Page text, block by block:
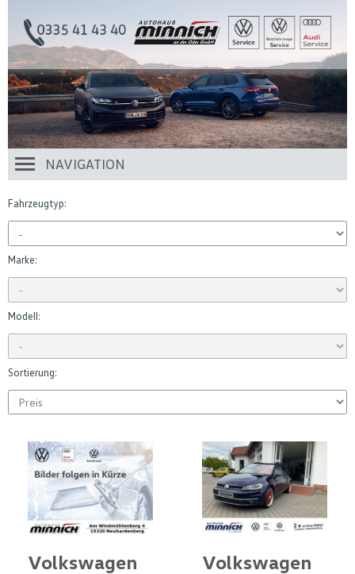
NAVIGATION
Fahrzeugtyp:
Marke:
Modell:
Sortierung:
Volkswagen
Volkswagen